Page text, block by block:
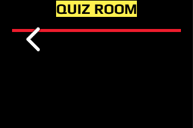
QUIZ ROOM